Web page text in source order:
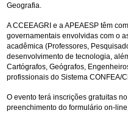
Geografia.
A CCEEAGRI e a APEAESP têm
governamentais envolvidas com o
acadêmica (Professores,
desenvolvimento de tecnologia,
Cartógrafos, Geógrafos,
profissionais do Sistema CONFEA/
O evento terá inscrições gratuitas
preenchimento do formulário on-